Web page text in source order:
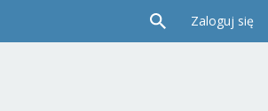
Zaloguj się